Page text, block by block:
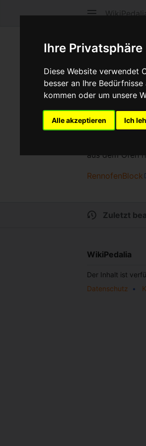
Ihre
Diese Website verwendet
besser an Ihre
kommen oder um unsere
Alle akzeptieren Ich
Rennofen
Benutzerseite
Was ist ein
aus dem Ofen
RennofenBlock
Zuletzt
WikiPedalia
Der Inhalt ist
Datenschutz